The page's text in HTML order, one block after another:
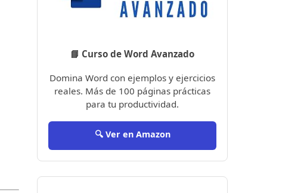
📘 Curso de Word Avanzado
Domina Word con ejemplos y ejercicios
reales. Más de 100 páginas prácticas
para tu productividad.
🔍 Ver en Amazon